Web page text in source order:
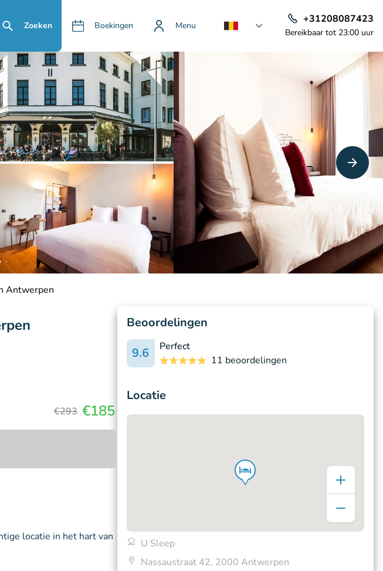
Zoeken Boekingen Menu
+31208087423
Bereikbaar tot 23:00 uur
Antwerpen
€293 €185
locatie in het hart van
Beoordelingen
9.6
Perfect
11 beoordelingen
Locatie
U Sleep
Nassaustraat 42, 2000 Antwerpen